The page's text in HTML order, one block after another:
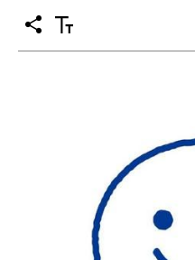
공
유
텍
스